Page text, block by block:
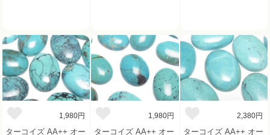
1,980円
ターコイズ AA++ オー
1,980円
ターコイズ AA++ オー
2,380円
ターコイズ AA++ オー